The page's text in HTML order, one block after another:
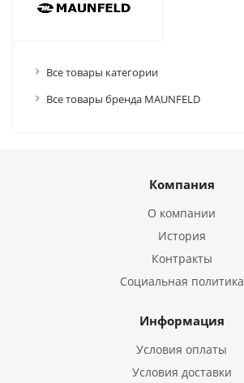
Все товары категории
Все товары бренда MAUNFELD
Компания
О компании
История
Контракты
Социальная политика
Информация
Условия оплаты
Условия доставки